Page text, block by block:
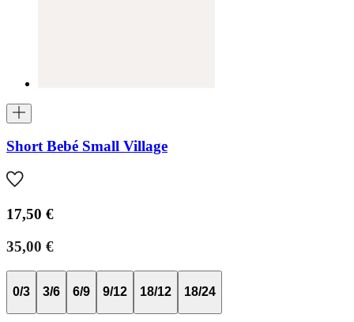
Short Bebé Small Village
17,50 €
35,00 €
0/3 3/6 6/9 9/12 18/12 18/24